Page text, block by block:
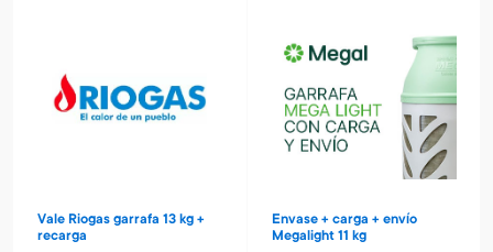
Vale Riogas garrafa 13 kg +
recarga
Envase + carga + envío
Megalight 11 kg